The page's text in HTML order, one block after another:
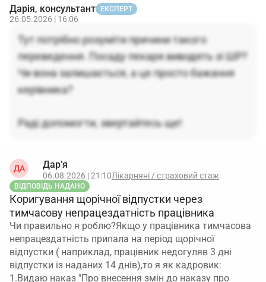
Дарія, консультант ЕКСПЕРТ
26.05.2026 | 16:06
Тут потрібно розуміти причини такого
переведення. Посаду пекаря виводять зі ШР?
Чи вона залишається, а це просто бажання
керівника?
Раді допомогти, звертайтесь ще!
ДА Дар’я
06.08.2026 | 21:10Лікарняні / страховий стаж
ВІДПОВІДЬ НАДАНО
Коригування щорічної відпустки через
тимчасову непрацездатність працівника
Чи правильно я роблю?Якщо у працівника тимчасова
непрацездатність припала на період щорічної
відпустки ( наприклад, працівник недогуляв 3 дні
відпустки із наданих 14 днів),то я як кадровик:
1.Видаю наказ "Про внесення змін до наказу про